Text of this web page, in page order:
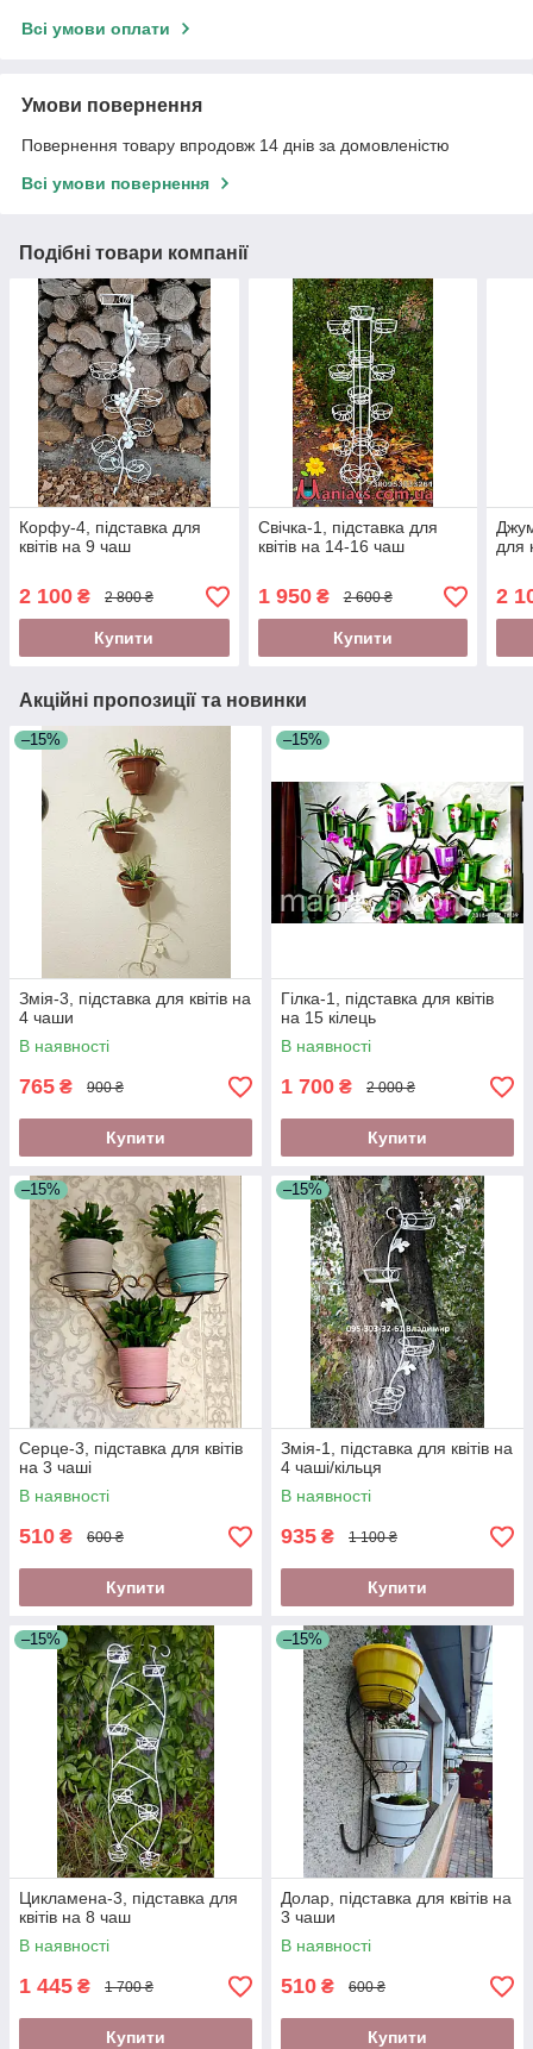
Всі умови оплати
Умови повернення
Повернення товару впродовж 14 днів за домовленістю
Всі умови повернення
Подібні товари компанії
Корфу-4, підставка для
квітів на 9 чаш
2 100 ₴ 2 800 ₴
Купити
Свічка-1, підставка для
квітів на 14-16 чаш
1 950₴ 2 600 ₴
Купити
для
2
Акційні пропозиції та новинки
–15%
Змія-3, підставка для квітів на
4 чаши
В наявності
765 ₴ 900 ₴
Купити
–15%
Гілка-1, підставка для квітів
на 15 кілець
В наявності
1 700 ₴ 2 000 ₴
Купити
–15%
Серце-3, підставка для квітів
на 3 чаші
В наявності
510 ₴ 600 ₴
Купити
–15%
Змія-1, підставка для квітів на
4 чаші/кільця
В наявності
935 ₴ 1 100 ₴
Купити
–15%
Цикламена-3, підставка для
квітів на 8 чаш
В наявності
1 445 ₴ 1 700 ₴
Купити
–15%
Долар, підставка для квітів на
3 чаши
В наявності
510 ₴ 600 ₴
Купити